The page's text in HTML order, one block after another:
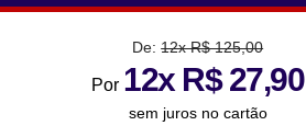
De:12x R$ 125,00
Por 12x R$ 27,90
sem juros no cartão